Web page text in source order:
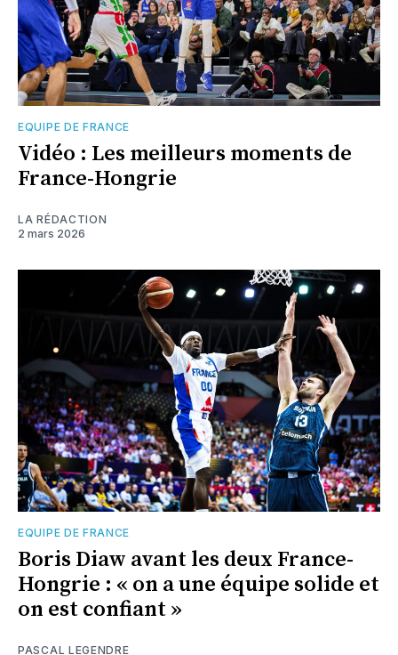
EQUIPE DE FRANCE
Vidéo : Les meilleurs moments de
France-Hongrie
LA RÉDACTION
2 mars 2026
EQUIPE DE FRANCE
Boris Diaw avant les deux France-
Hongrie : « on a une équipe solide et
on est confiant »
PASCAL LEGENDRE